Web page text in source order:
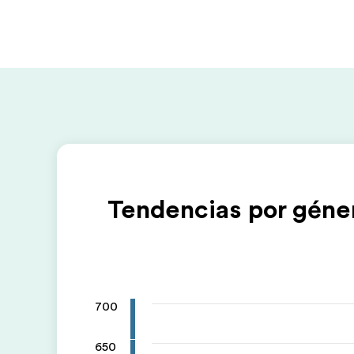
Tendencias por
700
650